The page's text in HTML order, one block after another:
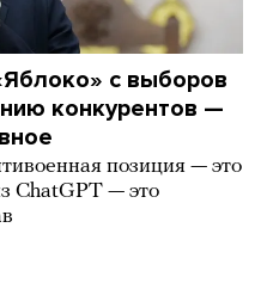
с выборов
конкурентов —
позиция — это
СhatGPT — это